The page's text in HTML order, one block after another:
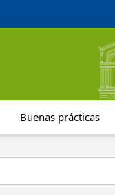
Buenas prácticas